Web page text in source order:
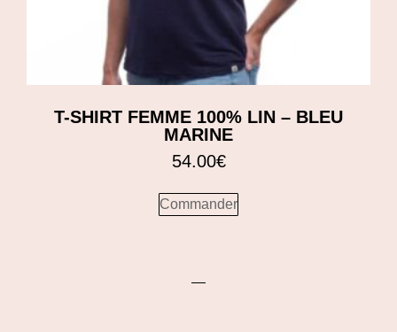
T-SHIRT FEMME 100% LIN – BLEU
MARINE
54.00€
Commander